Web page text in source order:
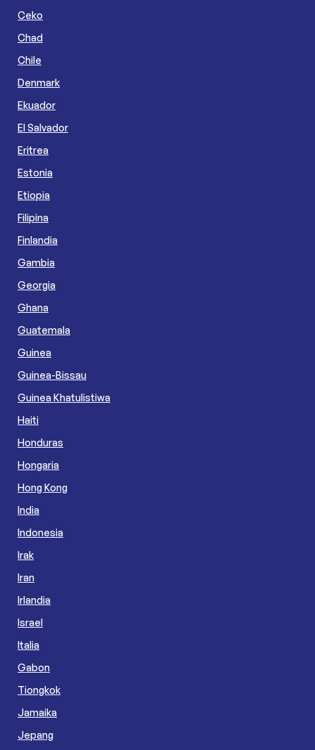
Ceko
Chad
Chile
Denmark
Ekuador
El Salvador
Eritrea
Estonia
Etiopia
Filipina
Finlandia
Gambia
Georgia
Ghana
Guatemala
Guinea
Guinea-Bissau
Guinea Khatulistiwa
Haiti
Honduras
Hongaria
Hong Kong
India
Indonesia
Irak
Iran
Irlandia
Israel
Italia
Gabon
Tiongkok
Jamaika
Jepang